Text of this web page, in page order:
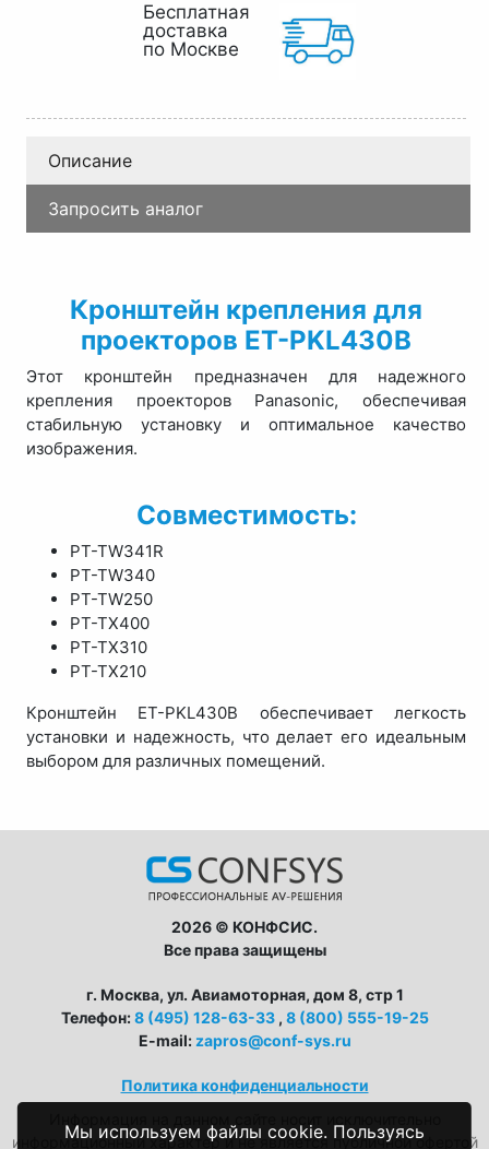
Бесплатная
доставка
по Москве
Описание
Запросить аналог
Кронштейн крепления для
проекторов ET-PKL430B
Этот кронштейн предназначен для надежного
крепления проекторов Panasonic, обеспечивая
стабильную установку и оптимальное качество
изображения.
Совместимость:
PT-TW341R
PT-TW340
PT-TW250
PT-TX400
PT-TX310
PT-TX210
Кронштейн ET-PKL430B обеспечивает легкость
установки и надежность, что делает его идеальным
выбором для различных помещений.
2026 © КОНФСИС.
Все права защищены
г. Москва, ул. Авиамоторная, дом 8, стр 1
Телефон:8 (495) 128-63-33 , 8 (800) 555-19-25
E-mail: zapros@conf-sys.ru
Политика конфиденциальности
информационный характер и не является публичной офертой
Мы используем файлы cookie. Пользуясь